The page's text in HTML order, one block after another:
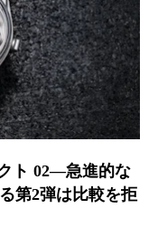
ト 02―急進的な
第2弾は比較を拒